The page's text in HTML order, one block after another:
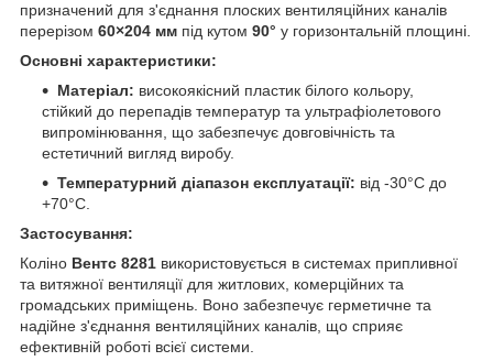
призначений для з'єднання плоских вентиляційних каналів
перерізом 60×204 мм під кутом 90° у горизонтальній площині.
Основні характеристики:
Матеріал: високоякісний пластик білого кольору,
стійкий до перепадів температур та ультрафіолетового
випромінювання, що забезпечує довговічність та
естетичний вигляд виробу.
Температурний діапазон експлуатації: від -30°C до
+70°C.
Застосування:
Коліно Вентс 8281 використовується в системах припливної
та витяжної вентиляції для житлових, комерційних та
громадських приміщень. Воно забезпечує герметичне та
надійне з'єднання вентиляційних каналів, що сприяє
ефективній роботі всієї системи.